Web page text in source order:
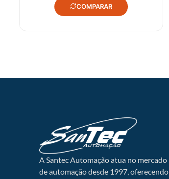
COMPARAR
A Santec Automação atua no mercado
de automação desde 1997, oferecendo